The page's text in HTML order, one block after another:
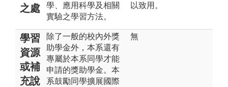
之處
學、應用科學及相關
實驗之學習方法。
以致用。
學習
資源
或補
充說
除了一般的校內外獎
助學金外，本系還有
專屬於本系同學才能
申請的獎助學金。本
系鼓勵同學擴展國際
無